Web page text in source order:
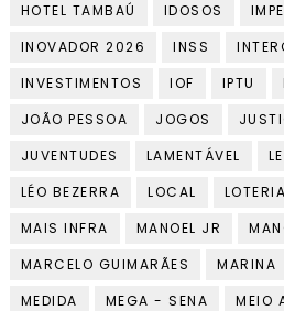
HOTEL TAMBAÚ
IDOSOS
INOVADOR 2026
INSS
INVESTIMENTOS
IOF IPTU
JOÃO PESSOA
JOGOS
JUVENTUDES
LAMENTÁVEL
LÉO BEZERRA
LOCAL
MAIS INFRA
MANOEL JR
MARCELO GUIMARÃES
MARINA
MEDIDA
MEGA - SENA
MEIO